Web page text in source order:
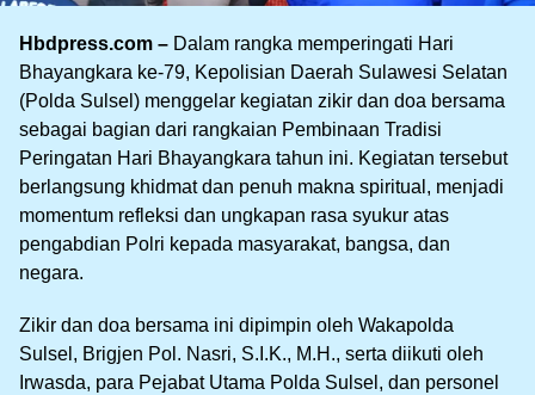
Hbdpress.com – Dalam rangka memperingati Hari
Bhayangkara ke-79, Kepolisian Daerah Sulawesi Selatan
(Polda Sulsel) menggelar kegiatan zikir dan doa bersama
sebagai bagian dari rangkaian Pembinaan Tradisi
Peringatan Hari Bhayangkara tahun ini. Kegiatan tersebut
berlangsung khidmat dan penuh makna spiritual, menjadi
momentum refleksi dan ungkapan rasa syukur atas
pengabdian Polri kepada masyarakat, bangsa, dan
negara.
Zikir dan doa bersama ini dipimpin oleh Wakapolda
Sulsel, Brigjen Pol. Nasri, S.I.K., M.H., serta diikuti oleh
Irwasda, para Pejabat Utama Polda Sulsel, dan personel